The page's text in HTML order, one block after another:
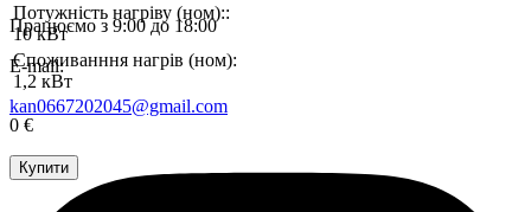
Потужність нагріву (ном)::
10 кВт
Споживанння нагрів (ном):
1,2 кВт
0 €
Купити
Працюємо з 9:00 до 18:00
E-mail:
kan0667202045@gmail.com